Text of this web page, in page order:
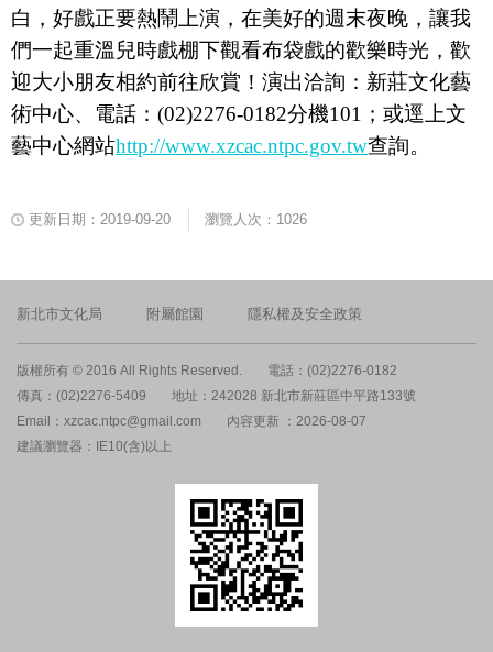
白 ，好戲正要熱鬧上演，在美好的週末夜晚，讓我
們一起重溫兒時戲棚下觀看布袋戲的歡樂時光，歡
迎大小朋友相約前往欣賞！演出洽詢：新莊文化藝
術中心、電話：(02)2276-0182分機101 ；或逕上文
藝中心網站http://www.xzcac.ntpc.gov.tw查詢。
更新日期：2019-09-20 瀏覽人次：1026
新北市文化局 附屬館園 隱私權及安全政策
版權所有 © 2016 All Rights Reserved.
電話：(02)2276-0182
傳真：(02)2276-5409
地址：242028 新北市新莊區中平路133號
Email：xzcac.ntpc@gmail.com
內容更新 ：2026-08-07
建議瀏覽器：IE10(含)以上